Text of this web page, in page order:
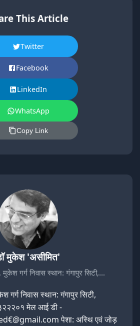
This Article
Twitter
Facebook
LinkedIn
WhatsApp
Copy Link
मुकेश 'असीमित'
गर्ग निवास स्थान: गंगापुर सिटी,…
निवास स्थान: गंगापुर सिटी,
मेल आई डी -
पेशा: अस्थि एवं जोड़